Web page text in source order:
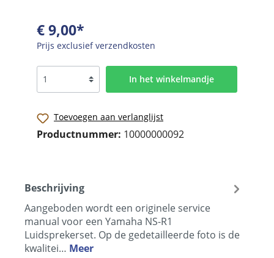
€ 9,00*
Prijs exclusief verzendkosten
In het winkelmandje
Toevoegen aan verlanglijst
Productnummer: 10000000092
Beschrijving
Aangeboden wordt een originele service
manual voor een Yamaha NS-R1
Luidsprekerset. Op de gedetailleerde foto is de
kwalitei… Meer